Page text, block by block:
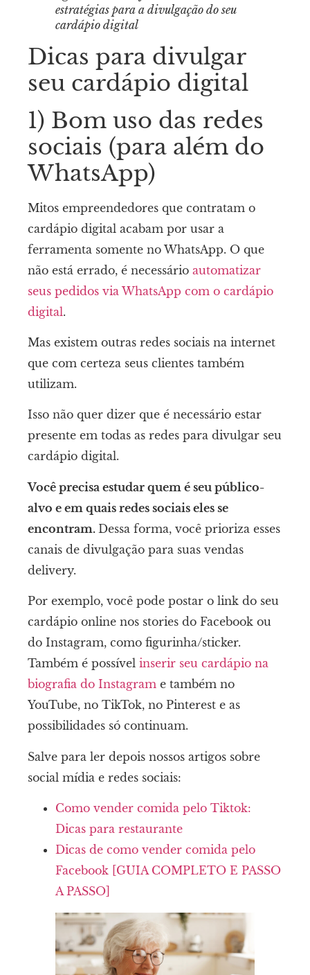
estratégias para a divulgação do seu
cardápio digital
Dicas para divulgar
seu cardápio digital
1) Bom uso das redes
sociais (para além do
WhatsApp)
Mitos empreendedores que contratam o
cardápio digital acabam por usar a
ferramenta somente no WhatsApp. O que
não está errado, é necessário automatizar
seus pedidos via WhatsApp com o cardápio
digital.
Mas existem outras redes sociais na internet
que com certeza seus clientes também
utilizam.
Isso não quer dizer que é necessário estar
presente em todas as redes para divulgar seu
cardápio digital.
Você precisa estudar quem é seu público-
alvo e em quais redes sociais eles se
encontram. Dessa forma, você prioriza esses
canais de divulgação para suas vendas
delivery.
Por exemplo, você pode postar o link do seu
cardápio online nos stories do Facebook ou
do Instagram, como figurinha/sticker.
Também é possível inserir seu cardápio na
biografia do Instagram e também no
YouTube, no TikTok, no Pinterest e as
possibilidades só continuam.
Salve para ler depois nossos artigos sobre
social mídia e redes sociais:
Como vender comida pelo Tiktok:
Dicas para restaurante
Dicas de como vender comida pelo
Facebook [GUIA COMPLETO E PASSO
A PASSO]